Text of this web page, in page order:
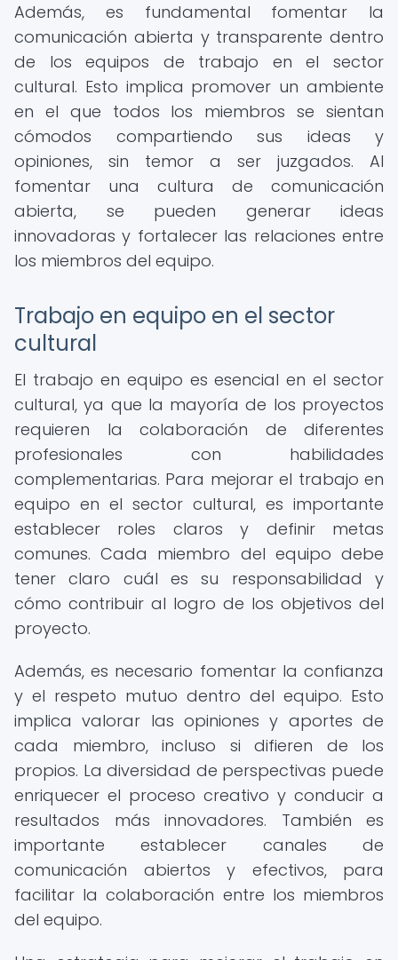
Además, es fundamental fomentar la
comunicación abierta y transparente dentro
de los equipos de trabajo en el sector
cultural. Esto implica promover un ambiente
en el que todos los miembros se sientan
cómodos compartiendo sus ideas y
opiniones, sin temor a ser juzgados. Al
fomentar una cultura de comunicación
abierta, se pueden generar ideas
innovadoras y fortalecer las relaciones entre
los miembros del equipo.
Trabajo en equipo en el sector
cultural
El trabajo en equipo es esencial en el sector
cultural, ya que la mayoría de los proyectos
requieren la colaboración de diferentes
profesionales con habilidades
complementarias. Para mejorar el trabajo en
equipo en el sector cultural, es importante
establecer roles claros y definir metas
comunes. Cada miembro del equipo debe
tener claro cuál es su responsabilidad y
cómo contribuir al logro de los objetivos del
proyecto.
Además, es necesario fomentar la confianza
y el respeto mutuo dentro del equipo. Esto
implica valorar las opiniones y aportes de
cada miembro, incluso si difieren de los
propios. La diversidad de perspectivas puede
enriquecer el proceso creativo y conducir a
resultados más innovadores. También es
importante establecer canales de
comunicación abiertos y efectivos, para
facilitar la colaboración entre los miembros
del equipo.